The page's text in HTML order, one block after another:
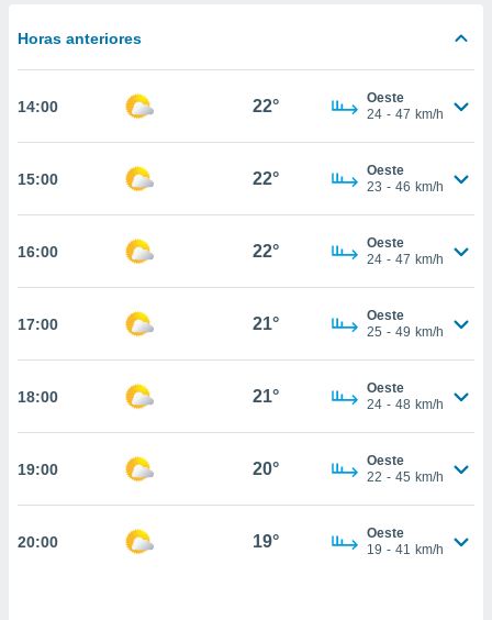
digital
ou
a nossa
ao
todos os
no
um perfil
CONTINUAR
Horas anteriores
14:00 22°
Oeste
24 - 47 km/h
15:00 22°
Oeste
23 - 46 km/h
16:00 22°
Oeste
24 - 47 km/h
17:00 21°
Oeste
25 - 49 km/h
18:00 21°
Oeste
24 - 48 km/h
19:00 20°
Oeste
22 - 45 km/h
20:00 19°
Oeste
19 - 41 km/h